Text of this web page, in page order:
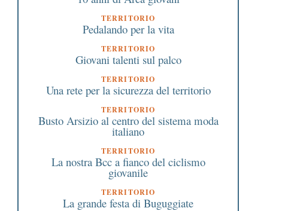
TERRITORIO
Pedalando per la vita
TERRITORIO
Giovani talenti sul palco
TERRITORIO
Una rete per la sicurezza del territorio
TERRITORIO
Busto Arsizio al centro del sistema moda
italiano
TERRITORIO
La nostra Bcc a fianco del ciclismo
giovanile
TERRITORIO
La grande festa di Buguggiate